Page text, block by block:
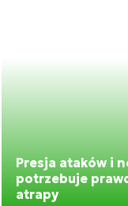
Presja ataków i
potrzebuje
atrapy